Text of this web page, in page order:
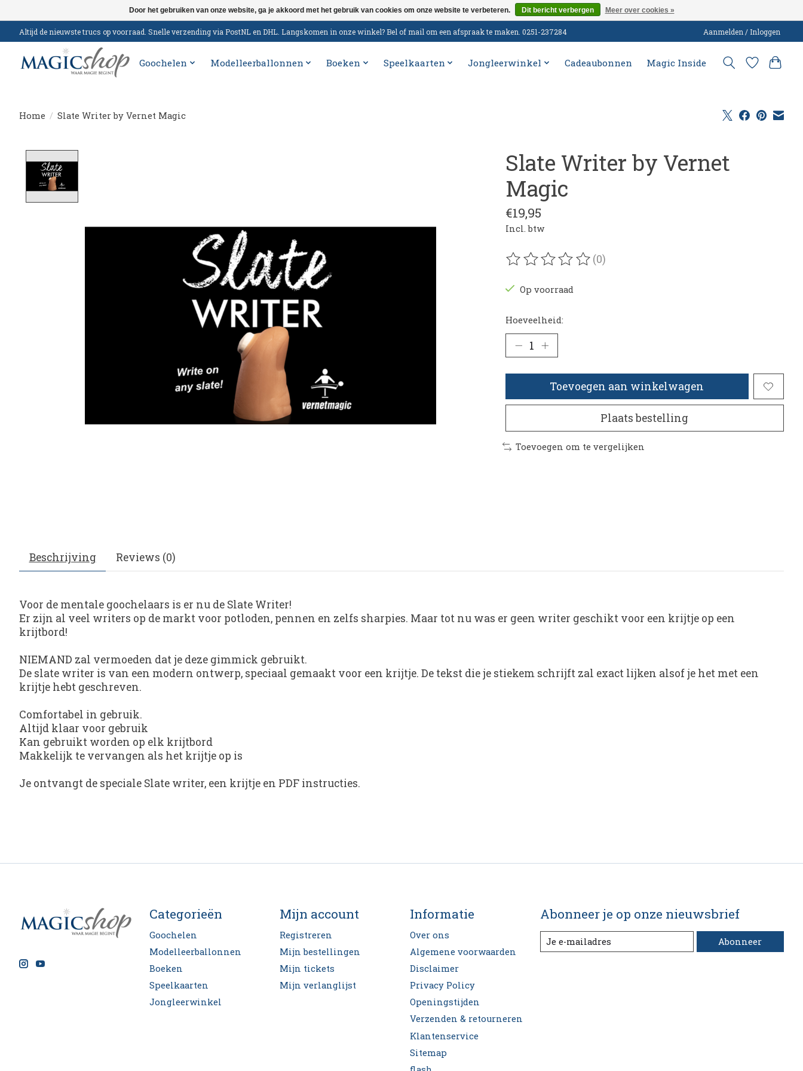
Altijd de nieuwste trucs op voorraad. Snelle verzending via PostNL en DHL. Langskomen in onze winkel? Bel of mail om een afspraak te maken. 0251-237284 Aanmelden / Inloggen
Goochelen Modelleerballonnen Boeken Speelkaarten Jongleerwinkel Cadeaubonnen Magic Inside
Home / Slate Writer by Vernet Magic
Slate Writer by Vernet
Magic
€19,95
Incl. btw
De beoordeling van dit product is
(0)
Op voorraad
Hoeveelheid:
Toevoegen aan winkelwagen
Plaats bestelling
Toevoegen om te vergelijken
Beschrijving Reviews (0)
Voor de mentale goochelaars is er nu de Slate Writer!
Er zijn al veel writers op de markt voor potloden, pennen en zelfs sharpies. Maar tot nu was er geen writer geschikt voor een krijtje op een
krijtbord!
NIEMAND zal vermoeden dat je deze gimmick gebruikt.
De slate writer is van een modern ontwerp, speciaal gemaakt voor een krijtje. De tekst die je stiekem schrijft zal exact lijken alsof je het met een
krijtje hebt geschreven.
Comfortabel in gebruik.
Altijd klaar voor gebruik
Kan gebruikt worden op elk krijtbord
Makkelijk te vervangen als het krijtje op is
Je ontvangt de speciale Slate writer, een krijtje en PDF instructies.
Categorieën
Goochelen
Modelleerballonnen
Boeken
Speelkaarten
Jongleerwinkel
Mijn account
Registreren
Mijn bestellingen
Mijn tickets
Mijn verlanglijst
Informatie
Over ons
Algemene voorwaarden
Disclaimer
Privacy Policy
Openingstijden
Verzenden & retourneren
Klantenservice
Sitemap
Abonneer je op onze nieuwsbrief
Abonneer
Door het gebruiken van onze website, ga je akkoord met het gebruik van cookies om onze website te verbeteren. Dit bericht verbergen Meer over cookies »